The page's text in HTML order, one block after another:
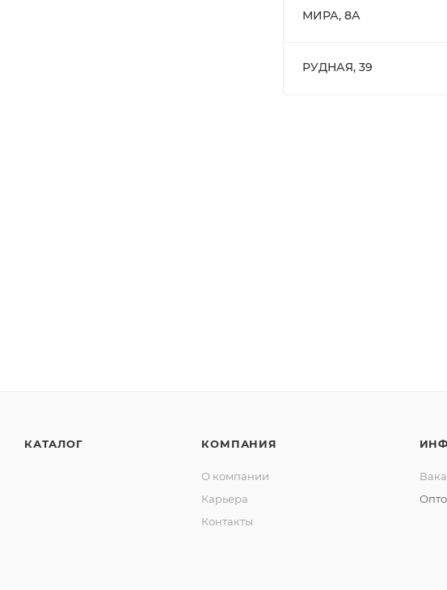
МИРА, 8А
РУДНАЯ, 39
КАТАЛОГ КОМПАНИЯ
О компании
Карьера
Контакты